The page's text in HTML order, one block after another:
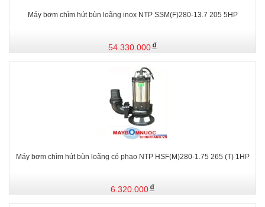
Máy bơm chìm hút bùn loãng inox NTP SSM(F)280-13.7 205 5HP
54.330.000
Máy bơm chìm hút bùn loãng có phao NTP HSF(M)280-1.75 265 (T) 1HP
6.320.000